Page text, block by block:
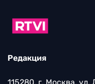
Редакция